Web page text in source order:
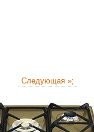
Следующая »;